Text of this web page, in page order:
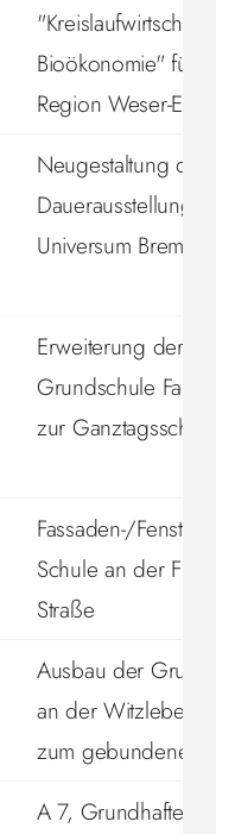
"Kreislaufwirtschaft
Bioökonomie" für die
Region Weser-Ems
Neugestaltung der
Dauerausstellung im
Universum Bremen
Erweiterung der
Grundschule
zur Ganztagsschule
Fassaden-/
Schule an der
Straße
Ausbau der
an der
zum gebundenen
A 7, Grundhafte